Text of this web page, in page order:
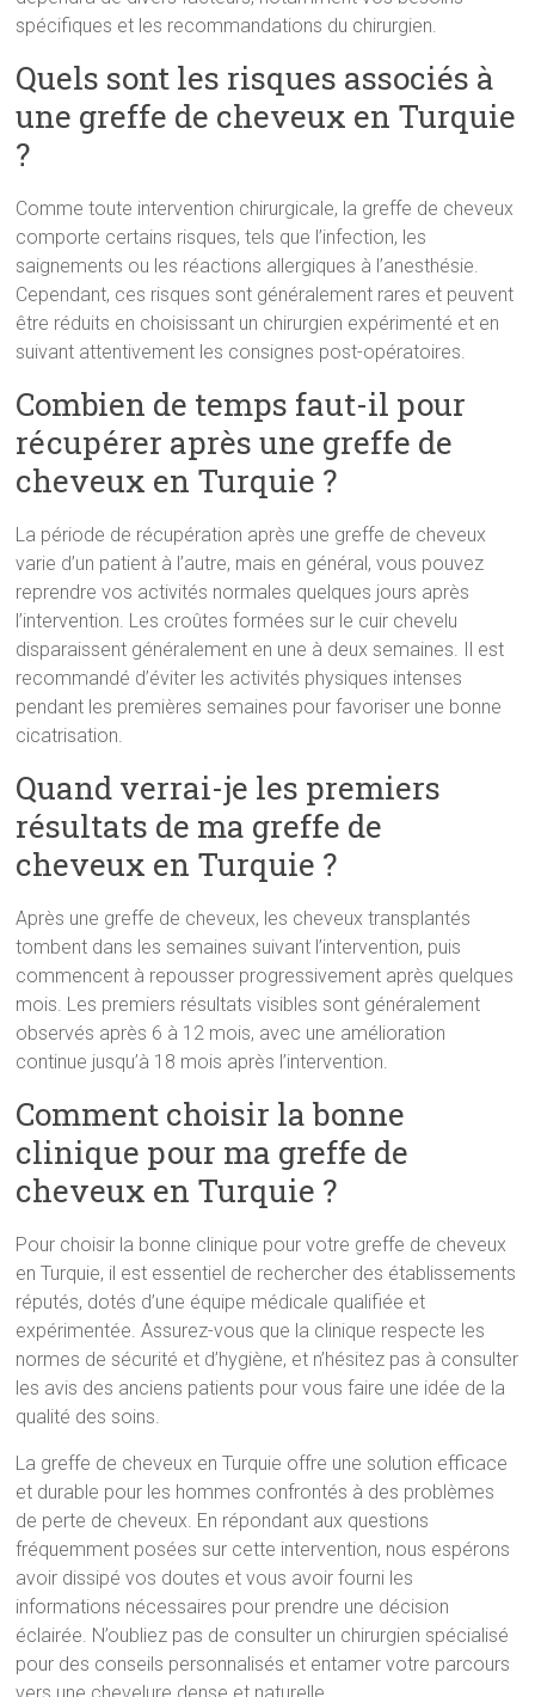
spécifiques et les recommandations du chirurgien.
Quels sont les risques associés à
une greffe de cheveux en Turquie
?
Comme toute intervention chirurgicale, la greffe de cheveux
comporte certains risques, tels que l’infection, les
saignements ou les réactions allergiques à l’anesthésie.
Cependant, ces risques sont généralement rares et peuvent
être réduits en choisissant un chirurgien expérimenté et en
suivant attentivement les consignes post-opératoires.
Combien de temps faut-il pour
récupérer après une greffe de
cheveux en Turquie ?
La période de récupération après une greffe de cheveux
varie d’un patient à l’autre, mais en général, vous pouvez
reprendre vos activités normales quelques jours après
l’intervention. Les croûtes formées sur le cuir chevelu
disparaissent généralement en une à deux semaines. Il est
recommandé d’éviter les activités physiques intenses
pendant les premières semaines pour favoriser une bonne
cicatrisation.
Quand verrai-je les premiers
résultats de ma greffe de
cheveux en Turquie ?
Après une greffe de cheveux, les cheveux transplantés
tombent dans les semaines suivant l’intervention, puis
commencent à repousser progressivement après quelques
mois. Les premiers résultats visibles sont généralement
observés après 6 à 12 mois, avec une amélioration
continue jusqu’à 18 mois après l’intervention.
Comment choisir la bonne
clinique pour ma greffe de
cheveux en Turquie ?
Pour choisir la bonne clinique pour votre greffe de cheveux
en Turquie, il est essentiel de rechercher des établissements
réputés, dotés d’une équipe médicale qualifiée et
expérimentée. Assurez-vous que la clinique respecte les
normes de sécurité et d’hygiène, et n’hésitez pas à consulter
les avis des anciens patients pour vous faire une idée de la
qualité des soins.
La greffe de cheveux en Turquie offre une solution efficace
et durable pour les hommes confrontés à des problèmes
de perte de cheveux. En répondant aux questions
fréquemment posées sur cette intervention, nous espérons
avoir dissipé vos doutes et vous avoir fourni les
informations nécessaires pour prendre une décision
éclairée. N’oubliez pas de consulter un chirurgien spécialisé
pour des conseils personnalisés et entamer votre parcours